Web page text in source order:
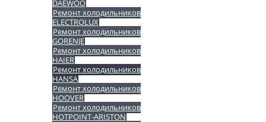
DAEWOO
Ремонт холодильников
ELECTROLUX
Ремонт холодильников
GORENJE
Ремонт холодильников
HAIER
Ремонт холодильников
HANSA
Ремонт холодильников
HOOVER
Ремонт холодильников
HOTPOINT-ARISTON